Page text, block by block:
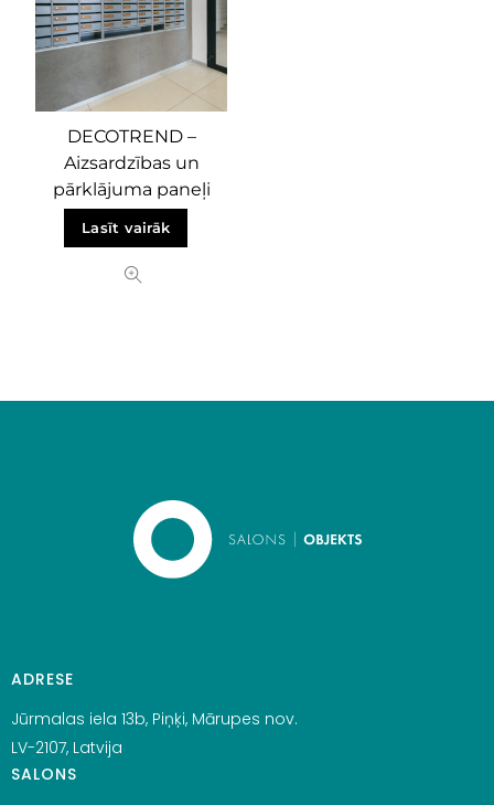
DECOTREND –
Aizsardzības un
pārklājuma paneļi
Lasīt vairāk
ADRESE
Jūrmalas iela 13b, Piņķi, Mārupes nov.
LV-2107, Latvija
SALONS